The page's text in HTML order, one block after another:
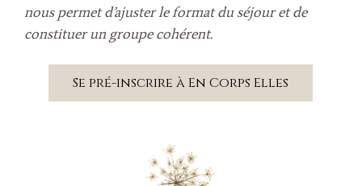
nous permet d’ajuster le format du séjour et de
constituer un groupe cohérent.
Se pré-inscrire à En Corps Elles